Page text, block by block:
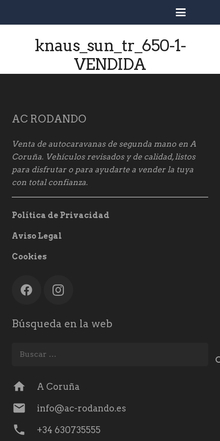
knaus_sun_tr_650-1-
VENDIDA
AC RODANDO
Venta de autocaravanas de segunda mano en A
Coruña. Vehículos revisados y de calidad, listos
para disfrutar o para ayudarte a vender la tuya
con total confianza.
Política de Privacidad
Aviso Legal
Cookies
Búsqueda en la web
home A Coruña
mail info@ac-rodando.es
phone +34 630735555